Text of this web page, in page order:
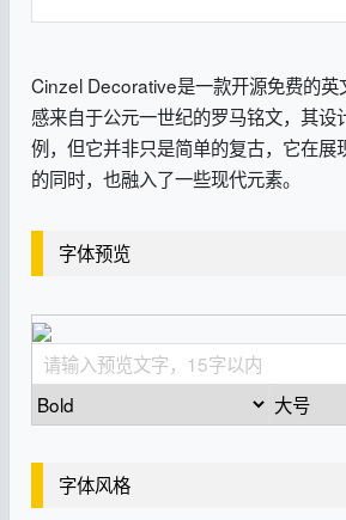
Cinzel Decorative是一款开源免费的英
感来自于公元一世纪的罗马铭文，其设
例，但它并非只是简单的复古，它在展
的同时，也融入了一些现代元素。
字体预览
字体风格